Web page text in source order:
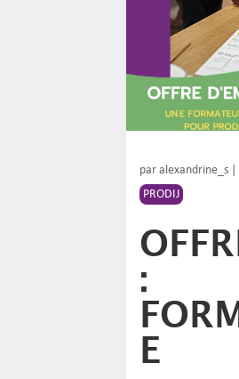
paralexandrine_s |
PRODIJ
:
E